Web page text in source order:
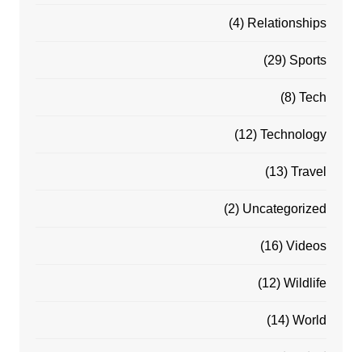
Relationships
(4)
Sports
(29)
Tech
(8)
Technology
(12)
Travel
(13)
Uncategorized
(2)
Videos
(16)
Wildlife
(12)
World
(14)